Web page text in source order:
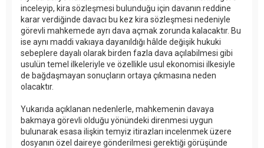
inceleyip, kira sözleşmesi bulunduğu için davanın reddine
karar verdiğinde davacı bu kez kira sözleşmesi nedeniyle
görevli mahkemede ayrı dava açmak zorunda kalacaktır. Bu
ise aynı maddi vakıaya dayanıldığı hâlde değişik hukuki
sebeplere dayalı olarak birden fazla dava açılabilmesi gibi
usulün temel ilkeleriyle ve özellikle usul ekonomisi ilkesiyle
de bağdaşmayan sonuçların ortaya çıkmasına neden
olacaktır.
Yukarıda açıklanan nedenlerle, mahkemenin davaya
bakmaya görevli olduğu yönündeki direnmesi uygun
bulunarak esasa ilişkin temyiz itirazları incelenmek üzere
dosyanın özel daireye gönderilmesi gerektiği görüşünde